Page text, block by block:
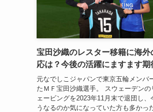
宝田沙織のレスター移籍に海外
応は？今後の活躍にますます期
元なでしこジャパンで東京五輪メンバ
たＭＦ宝田沙織選手。 スウェーデンの
ェービングを2023年11月末で退団し、
うなるのか気になっていた方も多かっ